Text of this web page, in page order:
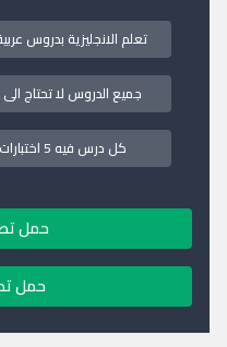
تعلم الانجليزية بدروس
جميع الدروس لا تحتاج
كل درس فيه 5 اختبارات تفاعلية لتحسين اللفظ والنطق
حمل
حمل